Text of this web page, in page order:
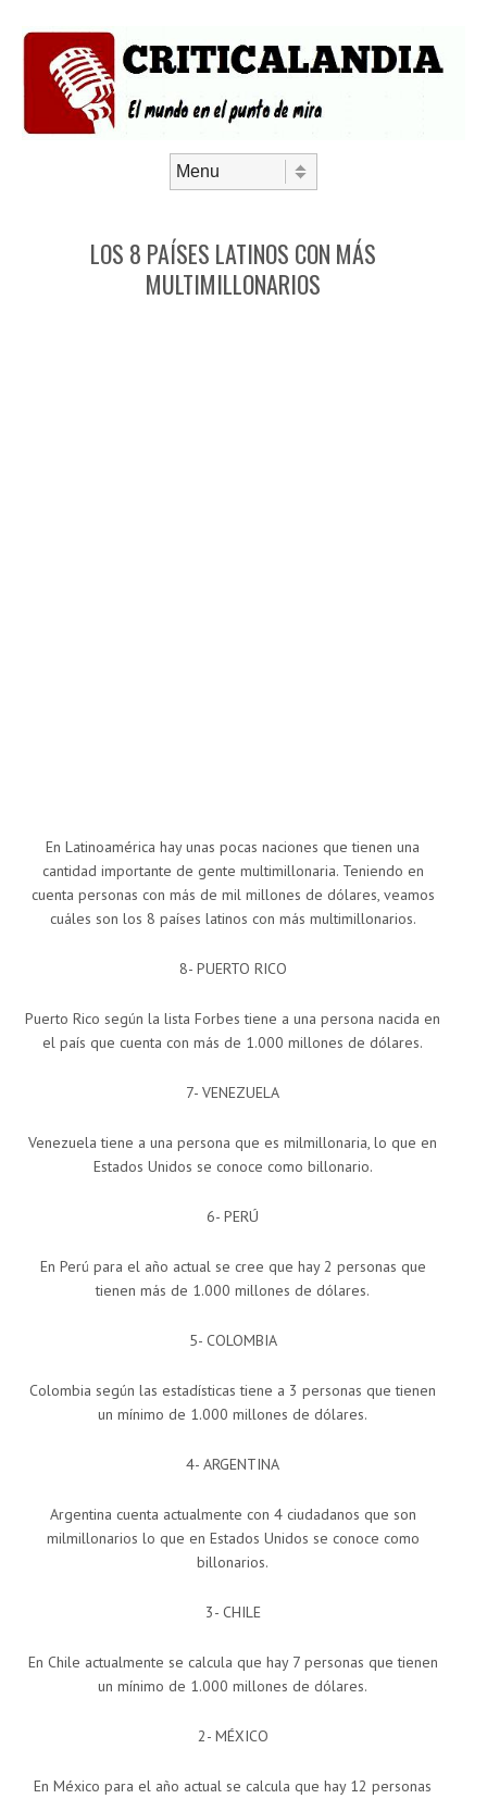
LOS 8 PAÍSES LATINOS CON MÁS
MULTIMILLONARIOS
En Latinoamérica hay unas pocas naciones que tienen una
cantidad importante de gente multimillonaria. Teniendo en
cuenta personas con más de mil millones de dólares, veamos
cuáles son los 8 países latinos con más multimillonarios.
8- PUERTO RICO
Puerto Rico según la lista Forbes tiene a una persona nacida en
el país que cuenta con más de 1.000 millones de dólares.
7- VENEZUELA
Venezuela tiene a una persona que es milmillonaria, lo que en
Estados Unidos se conoce como billonario.
6- PERÚ
En Perú para el año actual se cree que hay 2 personas que
tienen más de 1.000 millones de dólares.
5- COLOMBIA
Colombia según las estadísticas tiene a 3 personas que tienen
un mínimo de 1.000 millones de dólares.
4- ARGENTINA
Argentina cuenta actualmente con 4 ciudadanos que son
milmillonarios lo que en Estados Unidos se conoce como
billonarios.
3- CHILE
En Chile actualmente se calcula que hay 7 personas que tienen
un mínimo de 1.000 millones de dólares.
2- MÉXICO
En México para el año actual se calcula que hay 12 personas